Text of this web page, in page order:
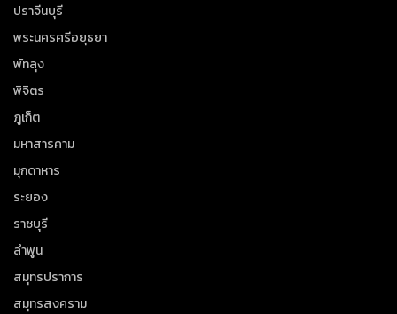
ปราจีนบุรี
พระนครศรีอยุธยา
พัทลุง
พิจิตร
ภูเก็ต
มหาสารคาม
มุกดาหาร
ระยอง
ราชบุรี
ลำพูน
สมุทรปราการ
สมุทรสงคราม